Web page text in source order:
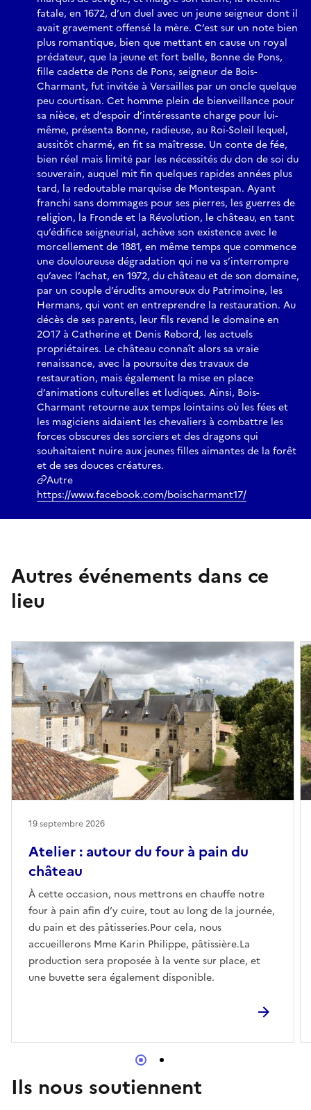
fatale, en 1672, d’un duel avec un jeune seigneur dont il
avait gravement offensé la mère. C’est sur un note bien
plus romantique, bien que mettant en cause un royal
prédateur, que la jeune et fort belle, Bonne de Pons,
fille cadette de Pons de Pons, seigneur de Bois-
Charmant, fut invitée à Versailles par un oncle quelque
peu courtisan. Cet homme plein de bienveillance pour
sa nièce, et d’espoir d’intéressante charge pour lui-
même, présenta Bonne, radieuse, au Roi-Soleil lequel,
aussitôt charmé, en fit sa maîtresse. Un conte de fée,
bien réel mais limité par les nécessités du don de soi du
souverain, auquel mit fin quelques rapides années plus
tard, la redoutable marquise de Montespan. Ayant
franchi sans dommages pour ses pierres, les guerres de
religion, la Fronde et la Révolution, le château, en tant
qu’édifice seigneurial, achève son existence avec le
morcellement de 1881, en même temps que commence
une douloureuse dégradation qui ne va s’interrompre
qu’avec l’achat, en 1972, du château et de son domaine,
par un couple d’érudits amoureux du Patrimoine, les
Hermans, qui vont en entreprendre la restauration. Au
décès de ses parents, leur fils revend le domaine en
2O17 à Catherine et Denis Rebord, les actuels
propriétaires. Le château connaît alors sa vraie
renaissance, avec la poursuite des travaux de
restauration, mais également la mise en place
d’animations culturelles et ludiques. Ainsi, Bois-
Charmant retourne aux temps lointains où les fées et
les magiciens aidaient les chevaliers à combattre les
forces obscures des sorciers et des dragons qui
souhaitaient nuire aux jeunes filles aimantes de la forêt
et de ses douces créatures.
Autre
https://www.facebook.com/boischarmant17/
Autres événements dans ce
lieu
Atelier : autour du four à pain du
château
À cette occasion, nous mettrons en chauffe notre
four à pain afin d’y cuire, tout au long de la journée,
du pain et des pâtisseries.Pour cela, nous
accueillerons Mme Karin Philippe, pâtissière.La
production sera proposée à la vente sur place, et
une buvette sera également disponible.
19 septembre 2026
Ils nous soutiennent